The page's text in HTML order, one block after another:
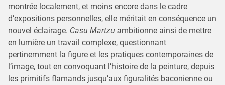
montrée localement, et moins encore dans le cadre
d’expositions personnelles, elle méritait en conséquence un
nouvel éclairage. Casu Martzu ambitionne ainsi de mettre
en lumière un travail complexe, questionnant
pertinemment la figure et les pratiques contemporaines de
l’image, tout en convoquant l’histoire de la peinture, depuis
les primitifs flamands jusqu’aux figuralités baconienne ou